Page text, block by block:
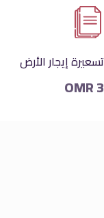
تسعيرة إيجار الأرض
3 OMR